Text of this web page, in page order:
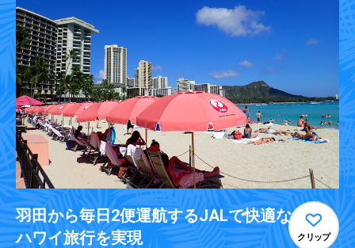
羽田から毎日2便運航するJALで快適な
ハワイ旅行を実現
クリップ